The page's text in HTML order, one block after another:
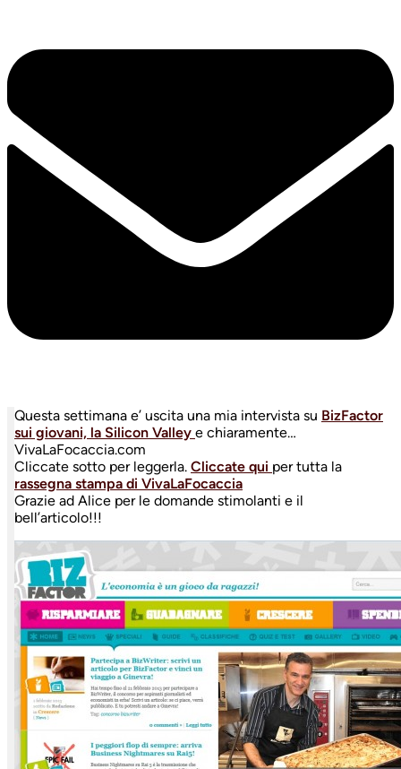
Questa settimana e’ uscita una mia intervista su BizFactor
sui giovani, la Silicon Valley e chiaramente…
VivaLaFocaccia.com
Cliccate sotto per leggerla. Cliccate qui per tutta la
rassegna stampa di VivaLaFocaccia
Grazie ad Alice per le domande stimolanti e il
bell’articolo!!!